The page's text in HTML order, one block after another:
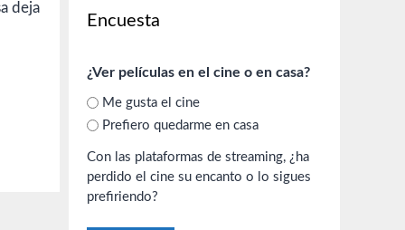
deja
Encuesta
¿Ver películas en el cine o en casa?
Me gusta el cine
Prefiero quedarme en casa
Con las plataformas de streaming, ¿ha
perdido el cine su encanto o lo sigues
prefiriendo?